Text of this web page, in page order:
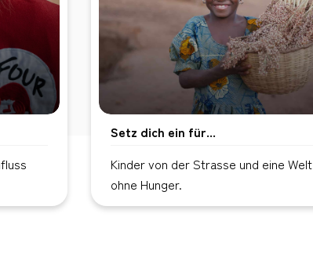
Setz dich ein für...
Kinder von der Strasse und eine Welt
ohne Hunger.